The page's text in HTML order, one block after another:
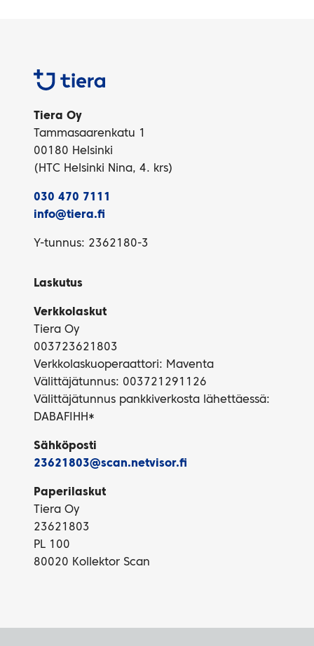
Tiera
Tiera Oy
Tammasaarenkatu 1
00180 Helsinki
(HTC Helsinki Nina, 4. krs)
030 470 7111
info@tiera.fi
Y-tunnus: 2362180-3
Laskutus
Verkkolaskut
Tiera Oy
003723621803
Verkkolaskuoperaattori: Maventa
Välittäjätunnus: 003721291126
Välittäjätunnus pankkiverkosta lähettäessä:
DABAFIHH*
Sähköposti
23621803@scan.netvisor.fi
Paperilaskut
Tiera Oy
23621803
PL 100
80020 Kollektor Scan